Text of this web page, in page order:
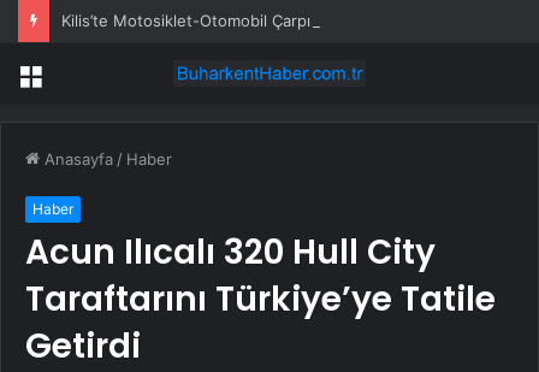
Kilis’te Motosiklet-Otomobil Çarpışması: 2 Yaralı
Menü
Anasayfa / Haber
Haber
Acun Ilıcalı 320 Hull City
Taraftarını Türkiye’ye Tatile
Getirdi